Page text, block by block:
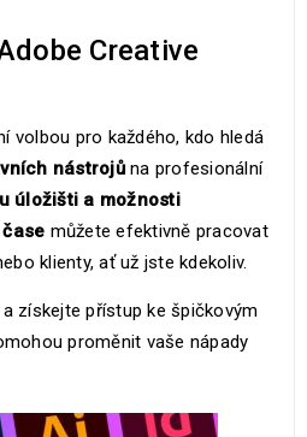
Creative
volbou pro každého, kdo hledá
nástrojůna profesionální
úložišti a možnosti
můžete efektivně pracovat
klienty, ať už jste kdekoliv.
a získejte přístup ke špičkovým
proměnit vaše nápady